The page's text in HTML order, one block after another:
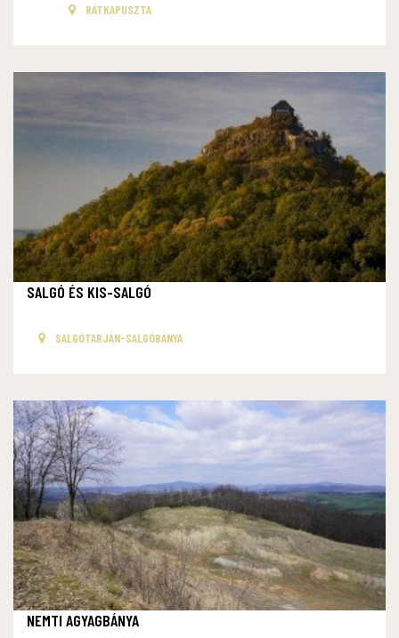
RÁTKAPUSZTA
SALGÓ ÉS KIS-SALGÓ
SALGÓTARJÁN-SALGÓBÁNYA
NEMTI AGYAGBÁNYA